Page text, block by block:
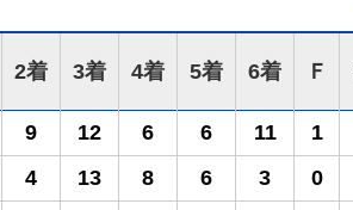
2着 3着 4着 5着 6着 Ｆ
9 12 6 6 11 1
4 13 8 6 3 0